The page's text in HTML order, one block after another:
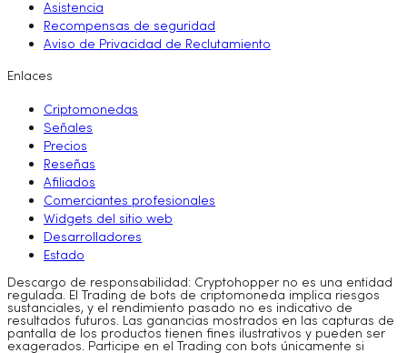
Asistencia
Recompensas de seguridad
Aviso de Privacidad de Reclutamiento
Enlaces
Criptomonedas
Señales
Precios
Reseñas
Afiliados
Comerciantes profesionales
Widgets del sitio web
Desarrolladores
Estado
Descargo de responsabilidad: Cryptohopper no es una entidad
regulada. El Trading de bots de criptomoneda implica riesgos
sustanciales, y el rendimiento pasado no es indicativo de
resultados futuros. Las ganancias mostrados en las capturas de
pantalla de los productos tienen fines ilustrativos y pueden ser
exagerados. Participe en el Trading con bots únicamente si